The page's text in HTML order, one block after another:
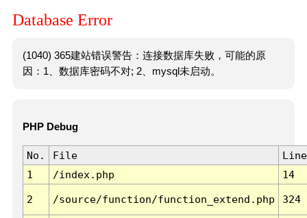
Database Error
(1040) 365建站错误警告：连接数据库失败，可能的原
因：1、数据库密码不对; 2、mysql未启动。
PHP Debug
No. File
Line
1
/index.php 14
2 /source/function/function_extend.php 324